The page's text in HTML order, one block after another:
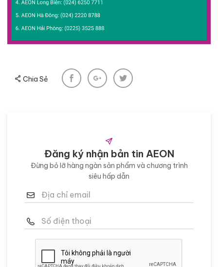
Chia Sẻ
Đăng ký nhận bản tin AEON
Đừng bỏ lỡ hàng ngàn sản phẩm và chương trình
siêu hấp dẫn